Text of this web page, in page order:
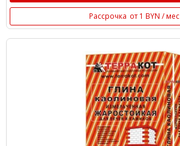
Рассрочка от 1 BYN / мес